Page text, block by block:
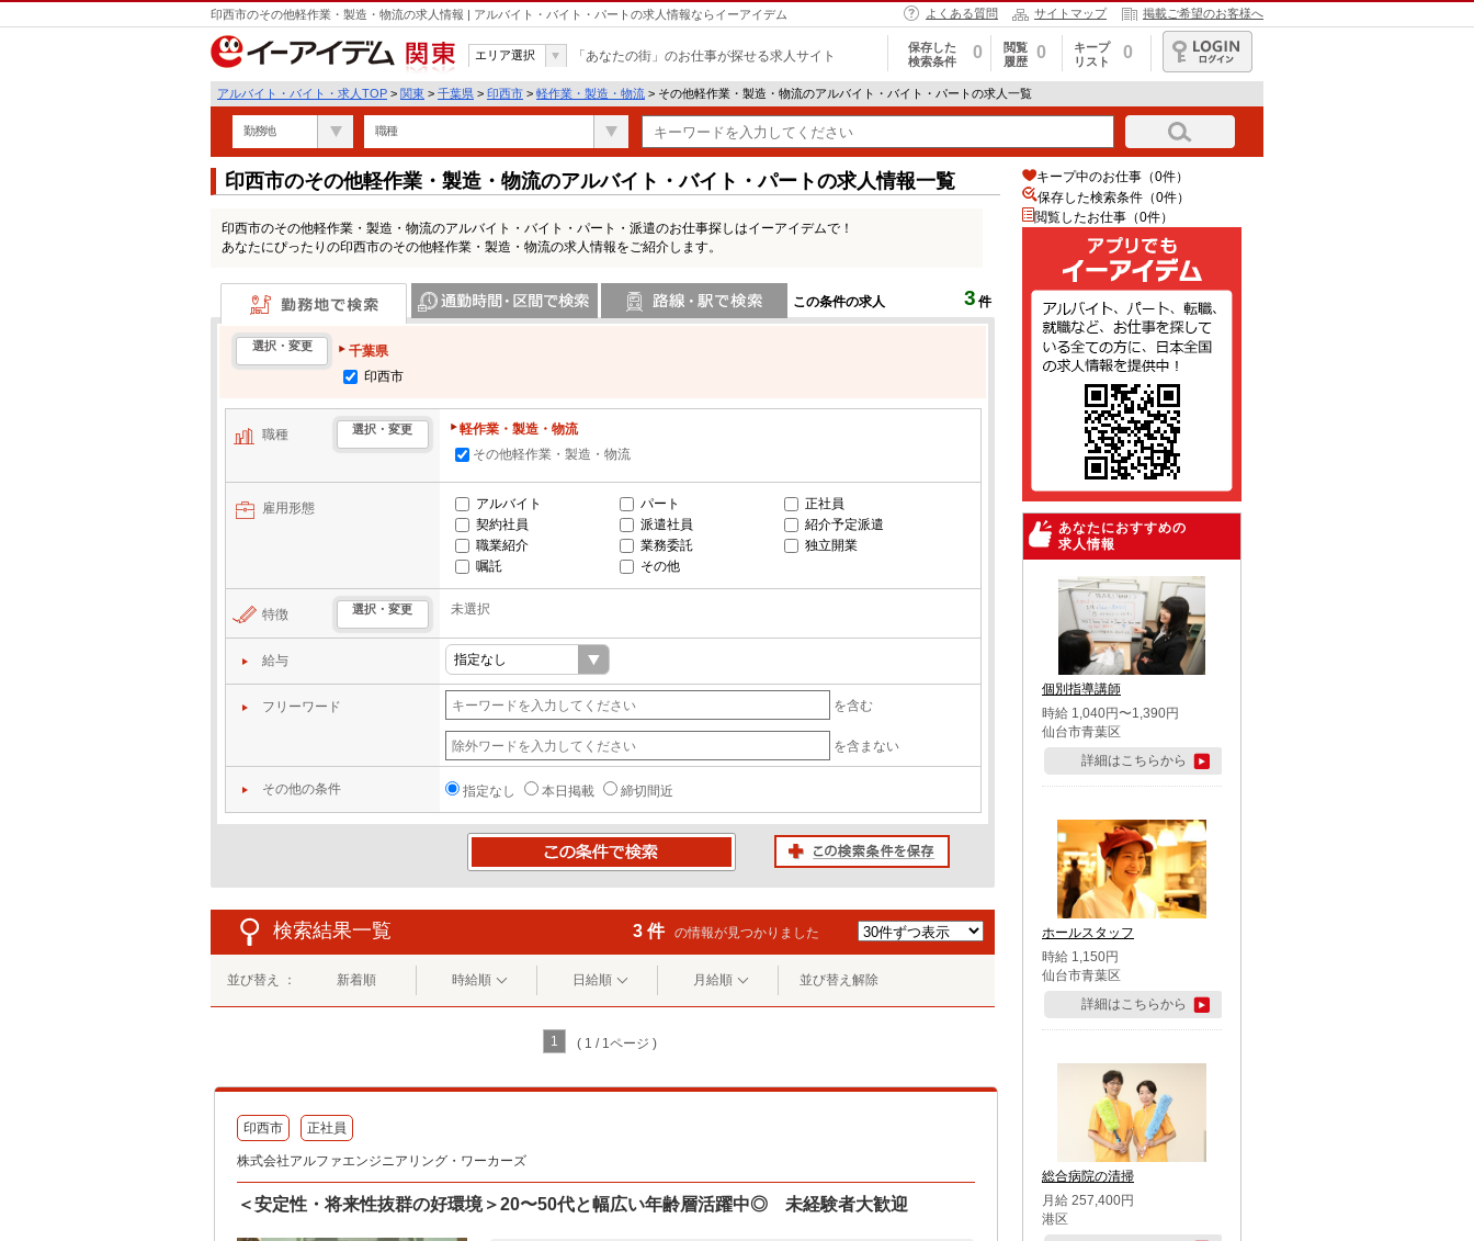
印西市のその他軽作業・製造・物流の求人情報 | アルバイト・バイト・パートの求人情報ならイーアイデム よくある質問 サイトマップ 掲載ご希望のお客様へ
関東
エリア選択 「あなたの街」のお仕事が探せる求人サイト
保存した
検索条件
0
閲覧
履歴
0
キープ
リスト
0
ログイン
アルバイト・バイト・求人TOP > 関東 > 千葉県 > 印西市 > 軽作業・製造・物流 > その他軽作業・製造・物流のアルバイト・バイト・パートの求人一覧
勤務地 職種
印西市のその他軽作業・製造・物流のアルバイト・バイト・パートの求人情報一覧
印西市のその他軽作業・製造・物流のアルバイト・バイト・パート・派遣のお仕事探しはイーアイデムで！
あなたにぴったりの印西市のその他軽作業・製造・物流の求人情報をご紹介します。
この条件の求人 3 件
勤務地で検索
選択・変更
千葉県
印西市
職種 選択・変更
軽作業・製造・物流
その他軽作業・製造・物流
雇用形態 アルバイト パート
正社員
契約社員
派遣社員
紹介予定派遣
職業紹介
業務委託
独立開業
嘱託
その他
特徴 選択・変更 未選択
給与
フリーワード を含む
を含まない
その他の条件 指定なし 本日掲載 締切間近
検索結果一覧 3 件 の情報が見つかりました
並び替え ： 新着順 時給順 日給順 月給順 並び替え解除
1 ( 1 / 1ページ )
印西市 正社員
株式会社アルファエンジニアリング・ワーカーズ
＜安定性・将来性抜群の好環境＞20〜50代と幅広い年齢層活躍中◎ 未経験者大歓迎
キープ中のお仕事（0件）
保存した検索条件（0件）
閲覧したお仕事（0件）
あなたにおすすめの
求人情報
個別指導講師
時給 1,040円〜1,390円
仙台市青葉区
詳細はこちらから
ホールスタッフ
時給 1,150円
仙台市青葉区
詳細はこちらから
総合病院の清掃
月給 257,400円
港区